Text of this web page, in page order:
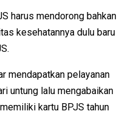
harus mendorong bahkan
kesehatannya dulu baru
mendapatkan pelayanan
untung lalu mengabaikan
kartu BPJS tahun